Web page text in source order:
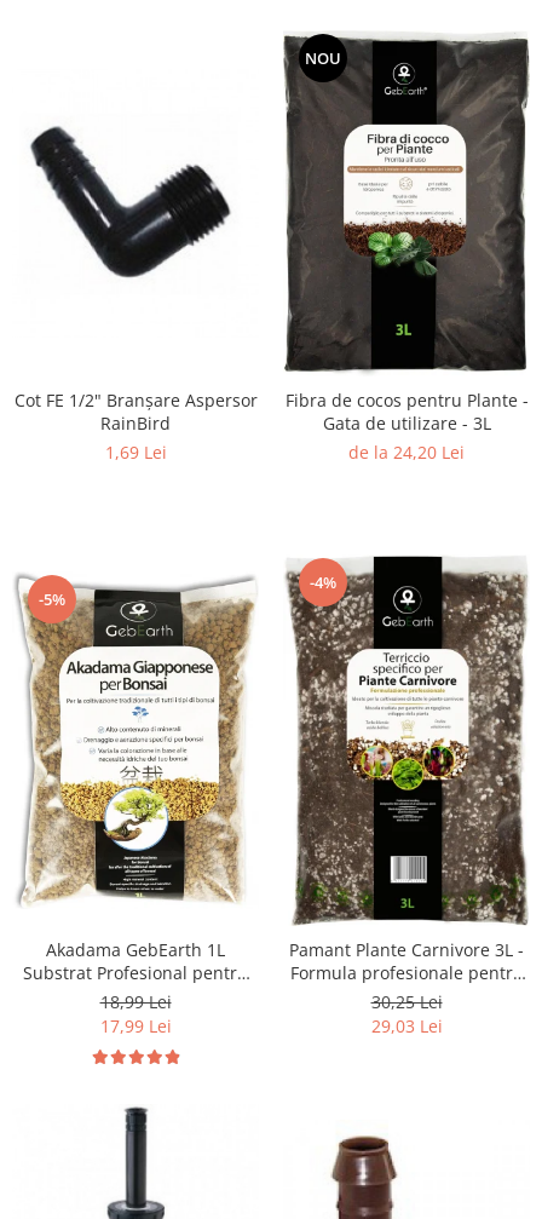
Cot FE 1/2" Branşare Aspersor
RainBird
1,69 Lei
NOU
Fibra de cocos pentru Plante -
Gata de utilizare - 3L
de la 24,20 Lei
-5%
Akadama GebEarth 1L
Substrat Profesional pentru
Bonsai Sănătos
18,99 Lei
17,99 Lei
-4%
Pamant Plante Carnivore 3L -
Formula profesionale pentru
toate plantele carnivore
30,25 Lei
29,03 Lei